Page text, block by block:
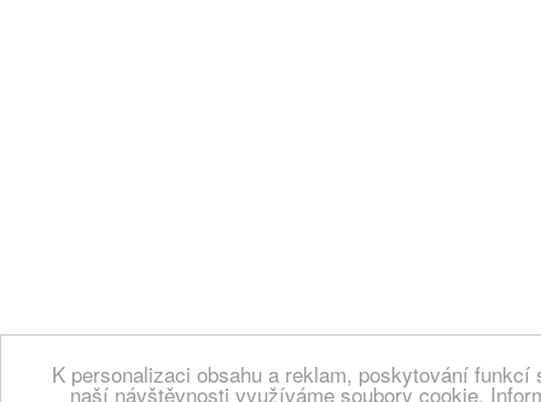
K personalizaci obsahu a reklam, poskytování
naší návštěvnosti využíváme soubory cookie.